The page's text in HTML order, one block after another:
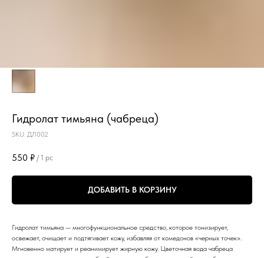
Гидролат тимьяна (чабреца)
SKU: ДЛ002
550 ₽ / 1 pc
ДОБАВИТЬ В КОРЗИНУ
Гидролат тимьяна — многофункциональное средство, которое тонизирует,
освежает, очищает и подтягивает кожу, избавляя от комедонов «черных точек».
Мгновенно матирует и реанимирует жирную кожу. Цветочная вода чабреца